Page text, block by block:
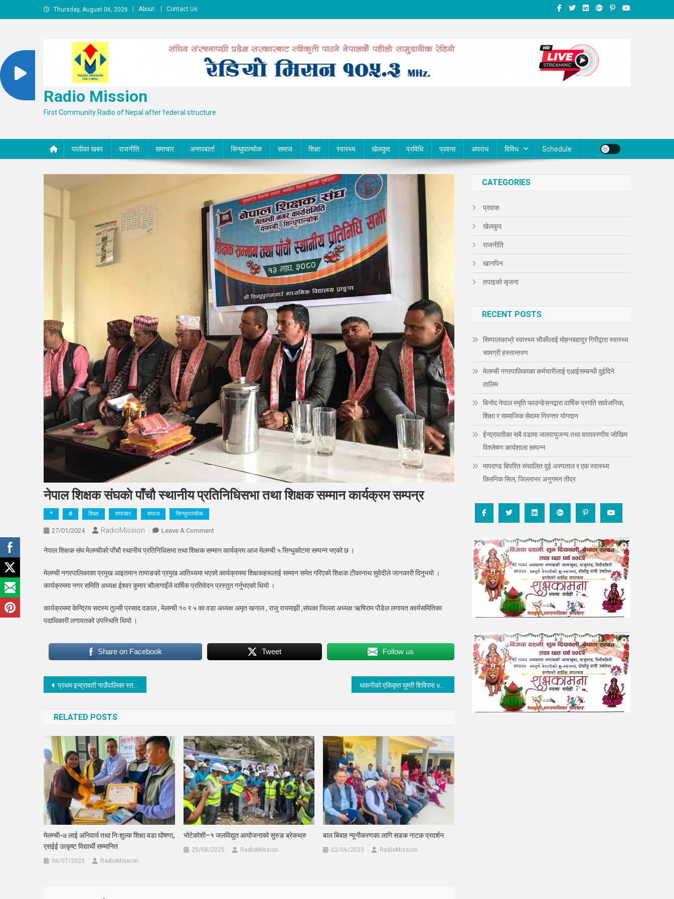
to
Thursday, August 06, 2026 About Contact Us
Radio Mission
First Community Radio of Nepal after federal structure .
पालीका खबर राजनीति समाचार अन्तरबार्ता सिन्धुपाल्चोक समाज शिक्षा स्वास्थ्य खेलकुद प्रविधि प्रवास अपराध विविध Schedule
नेपाल शिक्षक संघकाे पाँचौ स्थानीय प्रतिनिधिसभा तथा शिक्षक सम्मान कार्यक्रम सम्पन्र
* # शिक्षा समाचार समाज सिन्धुपाल्चोक
27/01/2024 RadioMission Leave A CommentOn
शिक्षक
पाँचौ
स्थानीय
तथा
कार्यक्रम
नेपाल शिक्षक संघ मेलम्चीको पाँचौ स्थानीय प्रतिनिधिसभा तथा शिक्षक सम्मान कार्यक्रम आज मेलम्ची ५ सिन्धुकोटमा सम्पन्न भएको छ ।
मेलम्ची नगरपालिकाका प्रमुख आइतमान तामाङको प्रमुख आतिथ्यमा भएको कार्यक्रममा शिक्षकहरूलाई सम्मान समेत गरिएको शिक्षक टीकानाथ सुवेदीले जानकारी दिनुभयो ।
कार्यक्रममा नगर समिति अध्यक्ष ईश्वर कुमार चौलागाइँले वार्षिक प्रतिवेदन प्रस्तुत गर्नुभएको थियो ।
कार्यक्रममा केन्द्रिय सदस्य तुल्सी प्रसाद दङाल , मेलम्ची १० र ५ का वडा अध्यक्ष अमृत खनाल , राजु रायमाझी ,संघका जिल्ला अध्यक्ष ऋषिराम पौडेल लगायत कार्यसमितिका
पदाधिकारी लगायतको उपस्थिति थियो ।
Share on Facebook Tweet Follow us
Post
प्रथम इन्द्रावती गाउँपालिका स्तरीय 7A साइड इन्द्रावती बूढीचौर कप फुटबल प्रतियोगिता २०८० सुरु
RELATED POSTS
मेलम्ची-७ लाई अनिवार्य तथा निःशुल्क शिक्षा वडा घोषणा,
एसईई उत्कृष्ट विद्यार्थी सम्मानित
06/07/2025 RadioMission
भोटेकोशी–१ जलविद्युत आयोजनाको सुरुङ ब्रेकथ्रु
25/08/2025 RadioMission
बाल बिबाह न्यूनीकरणका लागि सडक नाटक प्रदर्शन
02/06/2023 RadioMission
CATEGORIES
प्रवास
खेलकुद
राजनीति
खानपिन
तपाइको सृजना
RECENT POSTS
सिम्पालकाभ्रे स्वास्थ्य चौकीलाई मोहनबहादुर गिरीद्वारा स्वास्थ्य
सामग्री हस्तान्तरण
मेलम्ची नगरपालिकाका कर्मचारीलाई एआईसम्बन्धी दुईदिने
तालिम
बिनोद नेपाल स्मृति फाउन्डेसनद्वारा वार्षिक प्रगति सार्वजनिक,
शिक्षा र सामाजिक सेवामा निरन्तर योगदान
ईन्द्रावतीका सबै वडामा जलवायुजन्य तथा वातावरणीय जोखिम
विश्लेषण कार्यशाला सम्पन्न
मापदण्ड बिपरित संचालित दुई अस्पताल र एक स्वास्थ्य
क्लिनिक सिल, जिल्लाभर अनुगमन तीव्र